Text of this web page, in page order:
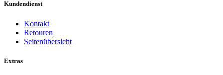
Kundendienst
Kontakt
Retouren
Seitenübersicht
Extras